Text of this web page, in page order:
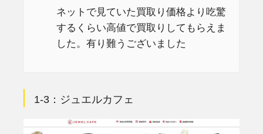
ネットで見ていた買取り価格より吃驚
するくらい高値で買取りしてもらえま
した。有り難うございました
1-3：ジュエルカフェ